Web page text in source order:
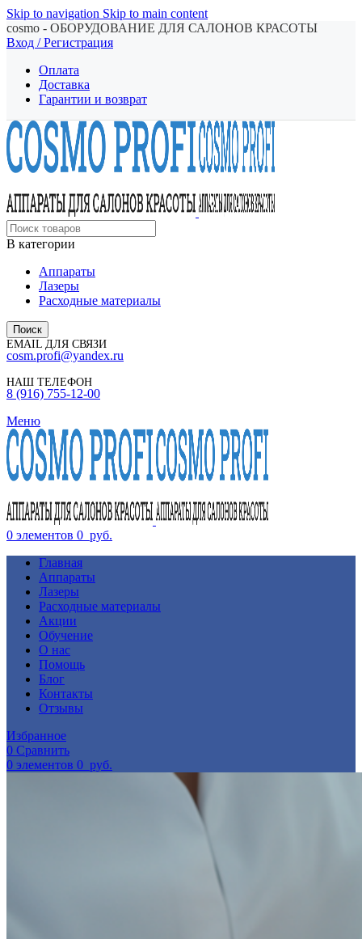
Skip to navigation Skip to main content
cosmo - ОБОРУДОВАНИЕ ДЛЯ САЛОНОВ КРАСОТЫ
Вход / Регистрация
Оплата
Доставка
Гарантии и возврат
В категории
Аппараты
Лазеры
Расходные материалы
Поиск
EMAIL ДЛЯ СВЯЗИ
cosm.profi@yandex.ru
НАШ ТЕЛЕФОН
8 (916) 755-12-00
Меню
0 элементов 0 руб.
Главная
Аппараты
Лазеры
Расходные материалы
Акции
Обучение
О нас
Помощь
Блог
Контакты
Отзывы
Избранное
0 Сравнить
0 элементов 0 руб.